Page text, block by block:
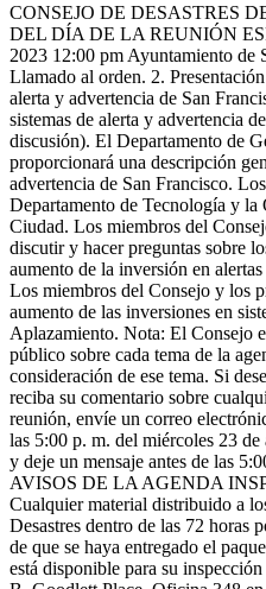
CONSEJO DE DESASTRES
DEL DÍA DE LA REUNIÓN
2023 12:00 pm Ayuntamiento de
Llamado al orden. 2.
alerta y advertencia de San
sistemas de alerta y advertencia
discusión). El Departamento de
proporcionará una descripción
advertencia de San Francisco.
Departamento de Tecnología y
Ciudad. Los miembros del
discutir y hacer preguntas sobre
aumento de la inversión en
Los miembros del Consejo y los
aumento de las inversiones en
Aplazamiento. Nota: El Consejo
público sobre cada tema de la
consideración de ese tema. Si
reciba su comentario sobre
reunión, envíe un correo
las 5:00 p. m. del miércoles 23
y deje un mensaje antes de las
AVISOS DE LA AGENDA
Cualquier material distribuido a
Desastres dentro de las 72 horas
de que se haya entregado el
está disponible para su